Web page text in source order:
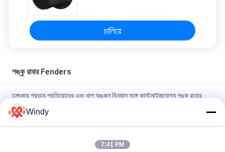
চালিয়ে
শঙ্কু রাবার Fenders
চমৎকার প্রভাব প্রতিরোধের এবং ধাপ অঙ্কন বিন্যাস সঙ্গে কাস্টমাইজযোগ্য শঙ্কু রাবার
fenders
স্টেপ অঙ্কন বিন্যাস শঙ্কু রাবার Fender কাস্টম ডিজাইন আবহাওয়া প্রতিরোধের জন্য
Windy
7:41 PM